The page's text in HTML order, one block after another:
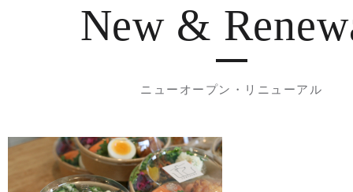
New &
ニューオープン・リニューアル